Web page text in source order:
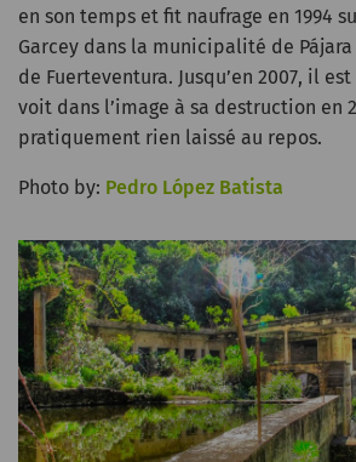
en son temps et fit naufrage en 1994
Garcey dans la municipalité de
de Fuerteventura. Jusqu’en 2007, il
voit dans l’image à sa destruction en
pratiquement rien laissé au repos.
Photo by: Pedro López Batista